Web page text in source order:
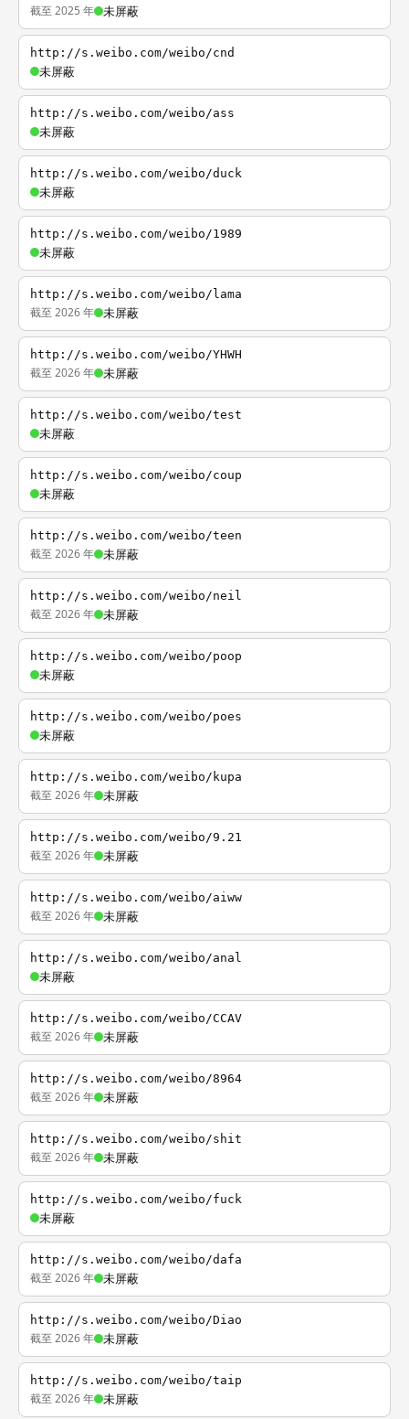
截至 2025 年 未屏蔽
http://s.weibo.com/weibo/cnd
未屏蔽
http://s.weibo.com/weibo/ass
未屏蔽
http://s.weibo.com/weibo/duck
未屏蔽
http://s.weibo.com/weibo/1989
未屏蔽
http://s.weibo.com/weibo/lama
截至 2026 年 未屏蔽
http://s.weibo.com/weibo/YHWH
截至 2026 年 未屏蔽
http://s.weibo.com/weibo/test
未屏蔽
http://s.weibo.com/weibo/coup
未屏蔽
http://s.weibo.com/weibo/teen
截至 2026 年 未屏蔽
http://s.weibo.com/weibo/neil
截至 2026 年 未屏蔽
http://s.weibo.com/weibo/poop
未屏蔽
http://s.weibo.com/weibo/poes
未屏蔽
http://s.weibo.com/weibo/kupa
截至 2026 年 未屏蔽
http://s.weibo.com/weibo/9.21
截至 2026 年 未屏蔽
http://s.weibo.com/weibo/aiww
截至 2026 年 未屏蔽
http://s.weibo.com/weibo/anal
未屏蔽
http://s.weibo.com/weibo/CCAV
截至 2026 年 未屏蔽
http://s.weibo.com/weibo/8964
截至 2026 年 未屏蔽
http://s.weibo.com/weibo/shit
截至 2026 年 未屏蔽
http://s.weibo.com/weibo/fuck
未屏蔽
http://s.weibo.com/weibo/dafa
截至 2026 年 未屏蔽
http://s.weibo.com/weibo/Diao
截至 2026 年 未屏蔽
http://s.weibo.com/weibo/taip
截至 2026 年 未屏蔽